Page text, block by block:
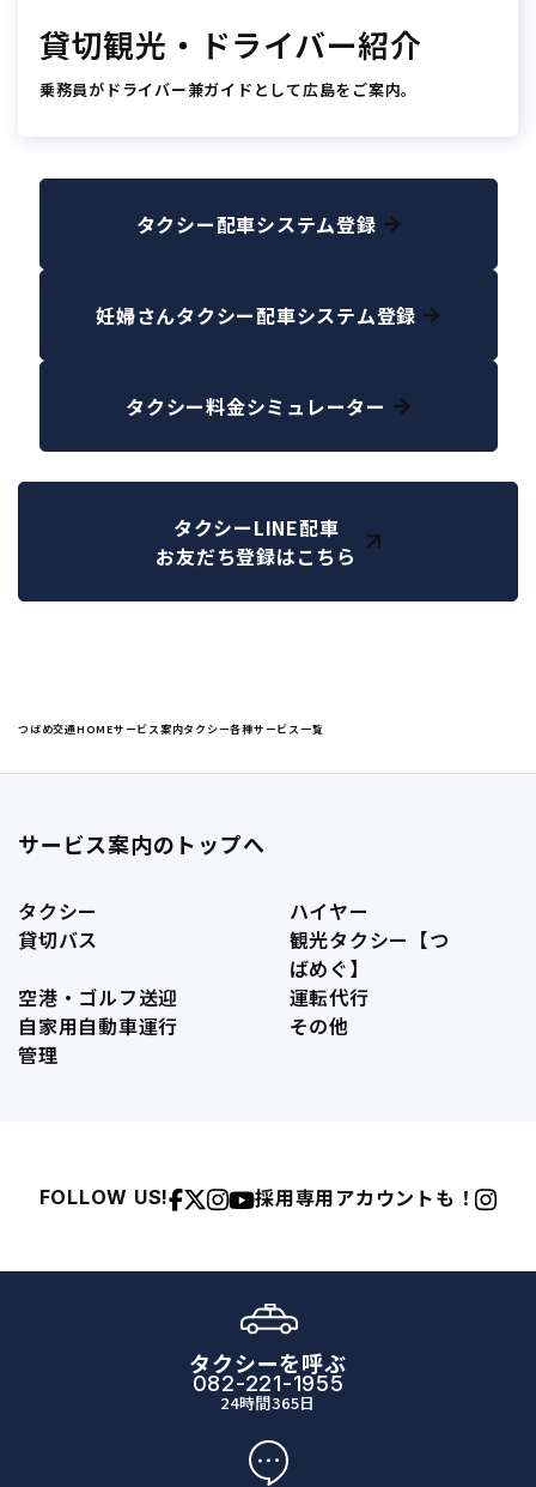
貸切観光・ドライバー紹介
乗務員がドライバー兼ガイドとして広島をご案内。
タクシー配車システム登録
妊婦さんタクシー配車システム登録
タクシー料金シミュレーター
タクシーLINE配車
お友だち登録はこちら
つばめ交通HOMEサービス案内タクシー各種サービス一覧
サービス案内のトップへ
タクシー
ハイヤー
貸切バス
観光タクシー【つ
ばめぐ】
空港・ゴルフ送迎
運転代行
自家用自動車運行
管理
その他
FOLLOW US! 採用専用アカウントも！
タクシーを呼ぶ
082-221-1955
24時間365日